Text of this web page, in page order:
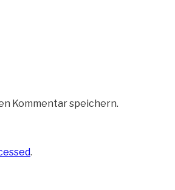
Kommentar speichern.
.